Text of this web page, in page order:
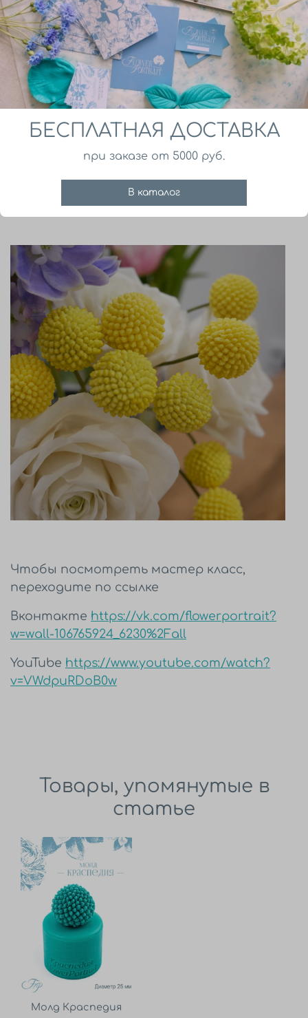
Чтобы посмотреть мастер класс,
переходите по ссылке
Вконтакте https://vk.com/flowerportrait?
w=wall-106765924_6230%2Fall
YouTube https://www.youtube.com/watch?
v=VWdpuRDoB0w
Товары, упомянутые в
статье
Молд Краспедия
БЕСПЛАТНАЯ ДОСТАВКА
при заказе от 5000 руб.
В каталог